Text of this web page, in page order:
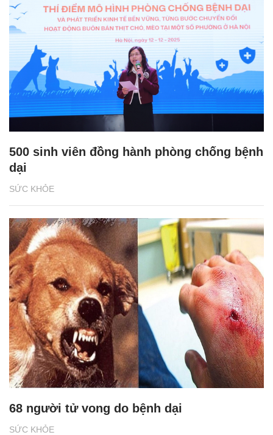
SỨC KHỎE
500 sinh viên đồng hành phòng chống bệnh
dại
SỨC KHỎE
68 người tử vong do bệnh dại